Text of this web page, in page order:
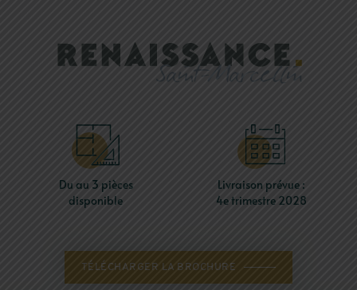
Du au 3 pièces
disponible
Livraison prévue :
4e trimestre 2028
TÉLÉCHARGER LA BROCHURE